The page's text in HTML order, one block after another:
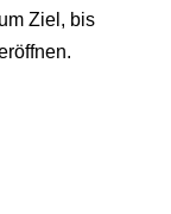
Ziel, bis